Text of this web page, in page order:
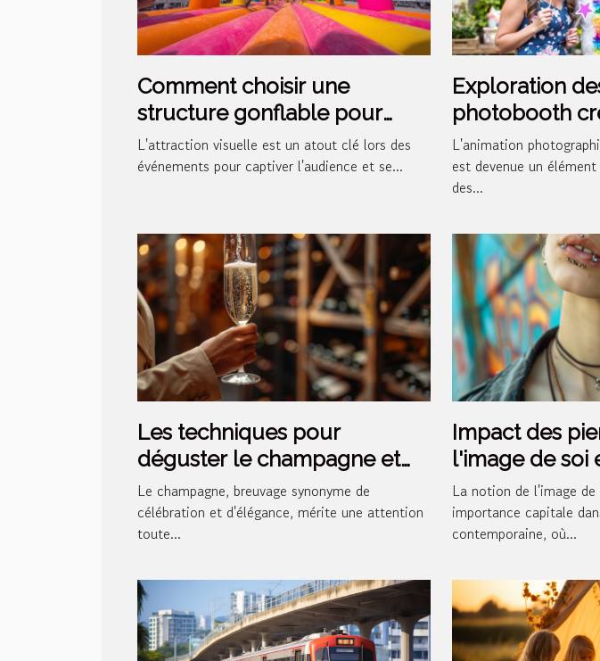
Comment choisir une
structure gonflable pour
maximiser votre visibilité lors
d'événements
L'attraction visuelle est un atout clé lors des
événements pour captiver l'audience et se...
Exploration
photobooth
divers
L'animation
est devenue un
des...
Les techniques pour
déguster le champagne et
reconnaître ses nuances
Le champagne, breuvage synonyme de
célébration et d'élégance, mérite une attention
toute...
Impact des
l'image de soi
personnelle
La notion de l'image
importance capitale
contemporaine, où...